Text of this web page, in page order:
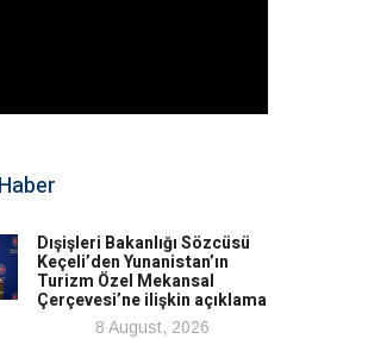
Dışişleri Bakanlığı Sözcüsü
Keçeli’den Yunanistan’ın
Turizm Özel Mekansal
Çerçevesi’ne ilişkin açıklama
8 August, 2026